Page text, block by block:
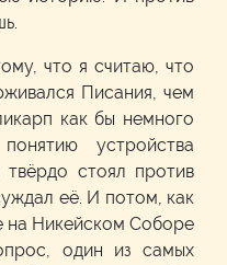
что я считаю, что
Писания, чем
как бы немного
устройства
стоял против
её. И потом, как
на Никейском Соборе
один из самых